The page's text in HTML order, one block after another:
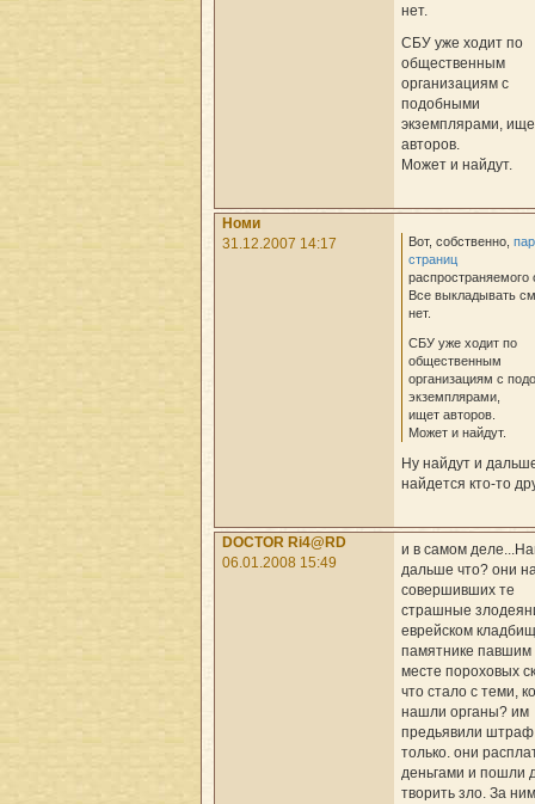
нет.
СБУ уже ходит по
общественным
организациям с
подобными
экземплярами,
авторов.
Может и найдут.
Номи
31.12.2007 14:17
Вот, собственно,
страниц
распространяемого
Все выкладывать
нет.
СБУ уже ходит по
общественным
организациям с
экземплярами,
ищет авторов.
Может и найдут.
Ну найдут и
найдется кто-то
DOCTOR Ri4@RD
06.01.2008 15:49
и в самом
дальше что? они
совершивших те
страшные
еврейском
памятнике павшим
месте пороховых
что стало с теми,
нашли органы? им
предьявили
только. они
деньгами и пошли
творить зло. За